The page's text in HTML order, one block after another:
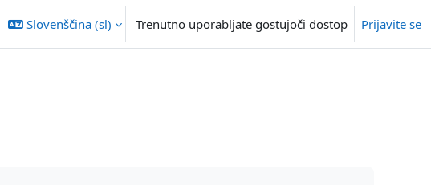
Slovenščina ‎(sl)‎ Trenutno uporabljate gostujoči dostop Prijavite se